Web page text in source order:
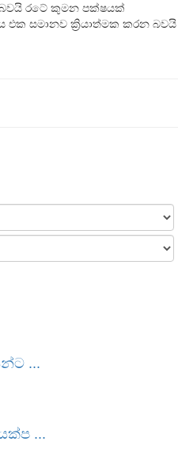
රටේ කුමන පක්ෂයක්
සමානව ක්‍රියාත්මක කරන බවයි
...
...